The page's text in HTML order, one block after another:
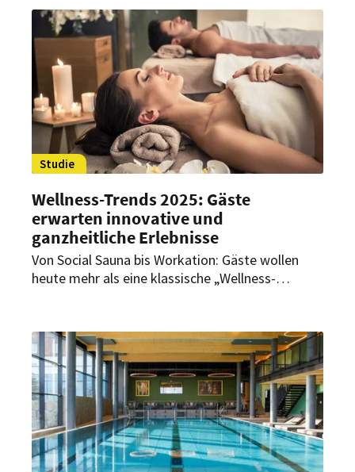
Land seine Gäste mit zahlreichen Neuerungen
willkommen.
Studie
Wellness-Trends 2025: Gäste
erwarten innovative und
ganzheitliche Erlebnisse
Von Social Sauna bis Workation: Gäste wollen
heute mehr als eine klassische „Wellness-
sondern ganzheitliche Konzepte für Körper und
Geist – eine Chance für Wellnesshoteliers.